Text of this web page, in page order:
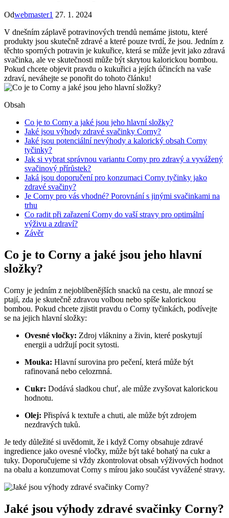
Odwebmaster1 27. 1. 2024
V dnešním záplavě potravinových trendů nemáme‍ jistotu, které⁣
produkty jsou skutečně zdravé a které pouze tvrdí,‌ že jsou. Jedním z
těchto sporných potravin je kukuřice, která​ se může jevit jako zdravá
svačinka, ale ve skutečnosti může⁤ být skrytou⁤ kalorickou ⁢bombou.
Pokud chcete objevit ‌pravdu o kukuřici ‍a‍ jejích účincích na vaše⁤
zdraví, neváhejte se ponořit do tohoto článku!
Obsah
Co je to Corny⁤ a​ jaké jsou jeho hlavní složky?
Jaké jsou výhody zdravé svačinky Corny?
Jaké jsou potenciální nevýhody a kalorický obsah Corny
tyčinky?
Jak‍ si vybrat správnou variantu Corny pro zdravý a vyvážený‌
svačinový​ přírůstek?
Jaká jsou doporučení pro konzumaci Corny tyčinky jako
zdravé svačiny?
Je Corny pro‍ vás vhodné? Porovnání s jinými svačinkami na
trhu
Co radit při zařazení Corny do vaší stravy pro optimální
výživu⁢ a‌ zdraví?
Závěr
Co je to Corny⁤ a​ jaké jsou jeho hlavní
složky?
Corny je jedním z nejoblíbenějších snacků‌ na cestu, ale​ mnozí‌ se
ptají, zda je skutečně⁤ zdravou‌ volbou ⁢nebo spíše ⁤kalorickou
bombou.⁤ Pokud chcete zjistit pravdu o Corny tyčinkách, podívejte
se na⁢ jejich hlavní ‍složky:
Ovesné vločky: Zdroj vlákniny ⁢a⁣ živin, které poskytují
energii ​a udržují pocit sytosti.
Mouka: Hlavní surovina pro pečení, která ⁢může být
rafinovaná⁣ nebo celozrnná.
Cukr: Dodává sladkou chuť, ale ‍může zvyšovat kalorickou
hodnotu.
Olej: Přispívá​ k textuře a chuti, ale může být zdrojem
nezdravých tuků.
Je tedy důležité si uvědomit,⁢ že i když Corny​ obsahuje zdravé
ingredience jako ovesné vločky,‌ může být také bohatý na cukr a
tuky. Doporučujeme si vždy zkontrolovat obsah výživových hodnot
na obalu a konzumovat Corny​ s mírou jako součást vyvážené stravy.
Jaké jsou výhody zdravé svačinky Corny?